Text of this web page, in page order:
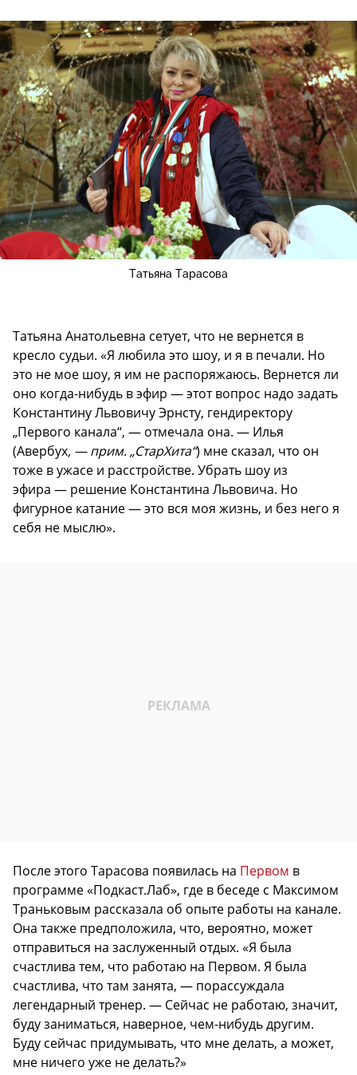
Татьяна Тарасова
Татьяна Анатольевна сетует, что не вернется в
кресло судьи. «Я любила это шоу, и я в печали. Но
это не мое шоу, я им не распоряжаюсь. Вернется ли
оно когда-нибудь в эфир — этот вопрос надо задать
Константину Львовичу Эрнсту, гендиректору
„Первого канала“, — отмечала она. — Илья
(Авербух, — прим. „СтарХита“) мне сказал, что он
тоже в ужасе и расстройстве. Убрать шоу из
эфира — решение Константина Львовича. Но
фигурное катание — это вся моя жизнь, и без него я
себя не мыслю».
После этого Тарасова появилась на Первом в
программе «Подкаст.Лаб», где в беседе с Максимом
Траньковым рассказала об опыте работы на канале.
Она также предположила, что, вероятно, может
отправиться на заслуженный отдых. «Я была
счастлива тем, что работаю на Первом. Я была
счастлива, что там занята, — порассуждала
легендарный тренер. — Сейчас не работаю, значит,
буду заниматься, наверное, чем-нибудь другим.
Буду сейчас придумывать, что мне делать, а может,
мне ничего уже не делать?»